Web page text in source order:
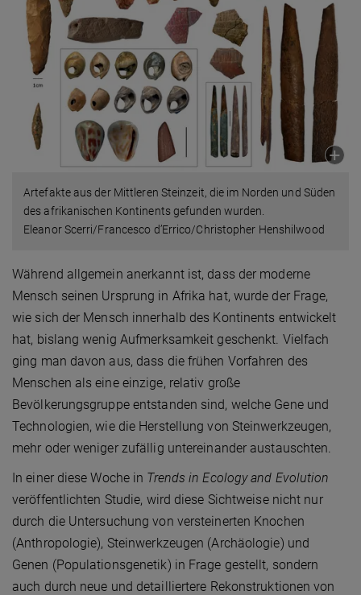
Artefakte aus der Mittleren Steinzeit, die im Norden und Süden
des afrikanischen Kontinents gefunden wurden.
Eleanor Scerri/Francesco d’Errico/Christopher Henshilwood
Während allgemein anerkannt ist, dass der moderne
Mensch seinen Ursprung in Afrika hat, wurde der Frage,
wie sich der Mensch innerhalb des Kontinents entwickelt
hat, bislang wenig Aufmerksamkeit geschenkt. Vielfach
ging man davon aus, dass die frühen Vorfahren des
Menschen als eine einzige, relativ große
Bevölkerungsgruppe entstanden sind, welche Gene und
Technologien, wie die Herstellung von Steinwerkzeugen,
mehr oder weniger zufällig untereinander austauschten.
In einer diese Woche in Trends in Ecology and Evolution
veröffentlichten Studie, wird diese Sichtweise nicht nur
durch die Untersuchung von versteinerten Knochen
(Anthropologie), Steinwerkzeugen (Archäologie) und
Genen (Populationsgenetik) in Frage gestellt, sondern
auch durch neue und detailliertere Rekonstruktionen von